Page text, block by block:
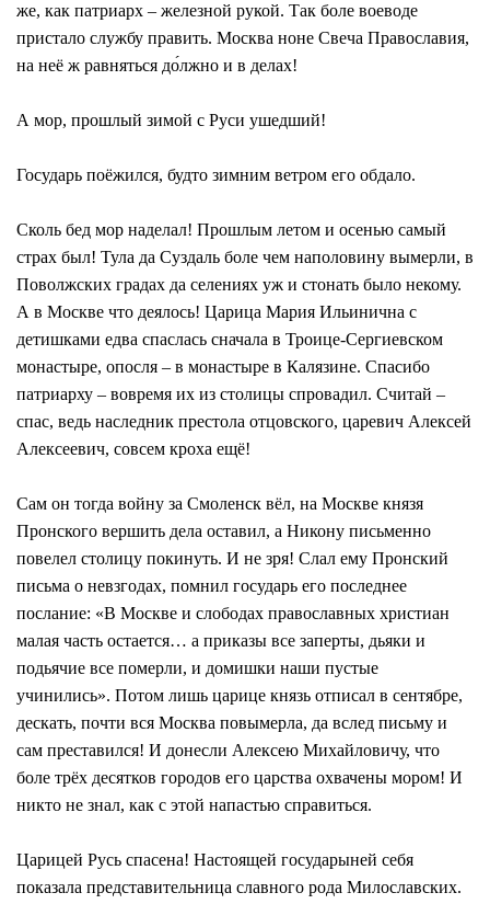
же, как патриарх – железной рукой. Так боле воеводе
пристало службу править. Москва ноне Свеча Православия,
на неё ж равняться до́лжно и в делах!
А мор, прошлый зимой с Руси ушедший!
Государь поёжился, будто зимним ветром его обдало.
Сколь бед мор наделал! Прошлым летом и осенью самый
страх был! Тула да Суздаль боле чем наполовину вымерли, в
Поволжских градах да селениях уж и стонать было некому.
А в Москве что деялось! Царица Мария Ильинична с
детишками едва спаслась сначала в Троице-Сергиевском
монастыре, опосля – в монастыре в Калязине. Спасибо
патриарху – вовремя их из столицы спровадил. Считай –
спас, ведь наследник престола отцовского, царевич Алексей
Алексеевич, совсем кроха ещё!
Сам он тогда войну за Смоленск вёл, на Москве князя
Пронского вершить дела оставил, а Никону письменно
повелел столицу покинуть. И не зря! Слал ему Пронский
письма о невзгодах, помнил государь его последнее
послание: «В Москве и слободах православных христиан
малая часть остается… а приказы все заперты, дьяки и
подьячие все померли, и домишки наши пустые
учинились». Потом лишь царице князь отписал в сентябре,
дескать, почти вся Москва повымерла, да вслед письму и
сам преставился! И донесли Алексею Михайловичу, что
боле трёх десятков городов его царства охвачены мором! И
никто не знал, как с этой напастью справиться.
Царицей Русь спасена! Настоящей государыней себя
показала представительница славного рода Милославских.